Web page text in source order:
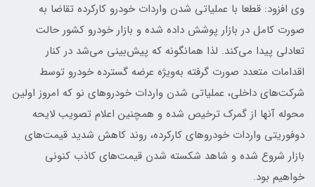
وی افزود: قطعا با عملیاتی شدن واردات خودرو کارکرده تقاضا به
صورت کامل در بازار پوشش داده شده و بازار خودرو کشور حالت
تعادلی پیدا می‌کند. لذا همانگونه که پیش‌بینی می‌شد در کنار
اقدامات متعدد صورت گرفته به‌ویژه عرضه گسترده خودرو توسط
شرکت‌های داخلی، عملیاتی شدن واردات خودروهای نو که امروز اولین
محوله آنها از گمرک ترخیص شده و همچنین اعلام تصویب لایحه
دوفوریتی واردات خودروهای کارکرده، روند کاهش شدید قیمت‌های
بازار شروع شده و شاهد شکسته شدن قیمت‌های کاذب کنونی
خواهیم بود.